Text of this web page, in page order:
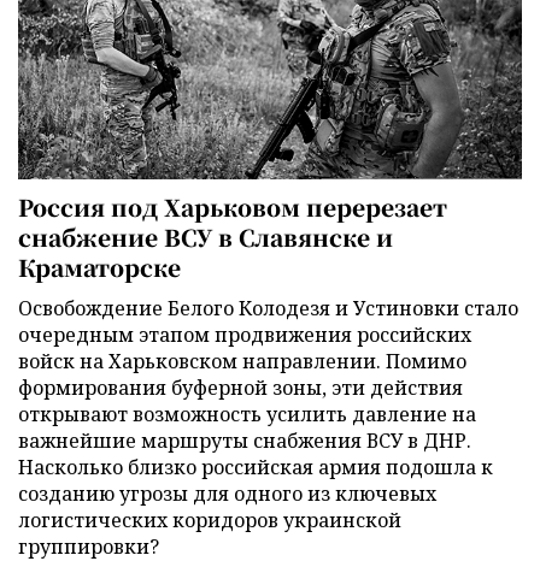
Россия под Харьковом перерезает
снабжение ВСУ в Славянске и
Краматорске
Освобождение Белого Колодезя и Устиновки стало
очередным этапом продвижения российских
войск на Харьковском направлении. Помимо
формирования буферной зоны, эти действия
открывают возможность усилить давление на
важнейшие маршруты снабжения ВСУ в ДНР.
Насколько близко российская армия подошла к
созданию угрозы для одного из ключевых
логистических коридоров украинской
группировки?